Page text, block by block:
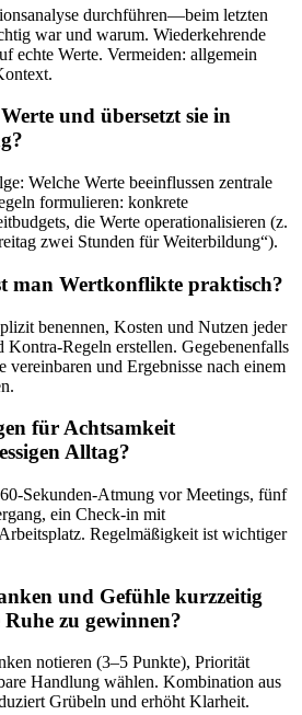
durchführen—beim letzten
war und warum. Wiederkehrende
echte Werte. Vermeiden: allgemein
und übersetzt sie in
Welche Werte beeinflussen zentrale
formulieren: konkrete
die Werte operationalisieren (z.
zwei Stunden für Weiterbildung“).
man Wertkonflikte praktisch?
benennen, Kosten und Nutzen jeder
Regeln erstellen. Gegebenenfalls
und Ergebnisse nach einem
für Achtsamkeit
Alltag?
Sekunden-Atmung vor Meetings, fünf
ein Check-in mit
Regelmäßigkeit ist wichtiger
und Gefühle kurzzeitig
zu gewinnen?
notieren (3–5 Punkte), Priorität
Handlung wählen. Kombination aus
Grübeln und erhöht Klarheit.